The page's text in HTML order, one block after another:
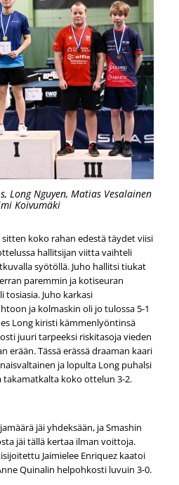
Long Nguyen, Matias Vesalainen
Koivumäki
sitten koko rahan edestä täydet viisi
hallitsijan viitta vaihteli
syötöllä. Juho hallitsi tiukat
paremmin ja kotiseuran
tosiasia. Juho karkasi
ja kolmaskin oli jo tulossa 5-1
Long kiristi kämmenlyöntinsä
juuri tarpeeksi riskitasoja vieden
erään. Tässä erässä draaman kaari
ja lopulta Long puhalsi
takamatkalta koko ottelun 3-2.
jäi yhdeksään, ja Smashin
jäi tällä kertaa ilman voittoja.
Jaimielee Enriquez kaatoi
Quinalin helpohkosti luvuin 3-0.